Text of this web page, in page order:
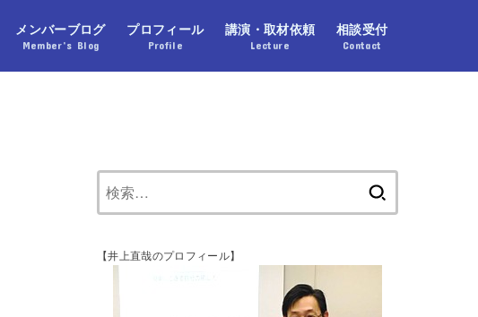
メンバーブログ
Member’s Blog
プロフィール
Profile
講演・取材依頼
Lecture
相談受付
Contact
【井上直哉のプロフィール】